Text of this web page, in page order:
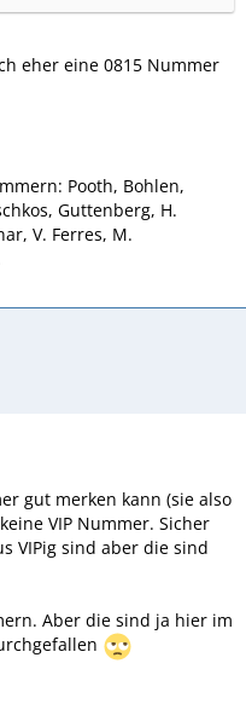
eher eine 0815 Nummer
Pooth, Bohlen,
Guttenberg, H.
V. Ferres, M.
gut merken kann (sie also
VIP Nummer. Sicher
VIPig sind aber die sind
Aber die sind ja hier im